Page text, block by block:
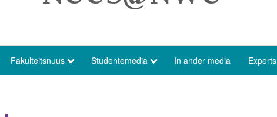
Fakulteitsnuus Studentemedia In ander media Experts